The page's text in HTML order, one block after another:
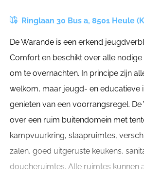
Ringlaan 30 Bus a, 8501 Heule
De Warande is een erkend
Comfort en beschikt over alle
om te overnachten. In principe zijn
welkom, maar jeugd- en educatieve
genieten van een voorrangsregel.
over een ruim buitendomein met
kampvuurkring, slaapruimtes,
zalen, goed uitgeruste keukens,
doucheruimtes. Alle ruimtes kunnen